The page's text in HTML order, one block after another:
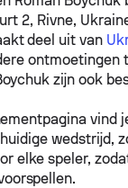
2, Rivne,
deel uit van
ontmoetingen
zijn ook
vind
wedstrijd,
elke speler,